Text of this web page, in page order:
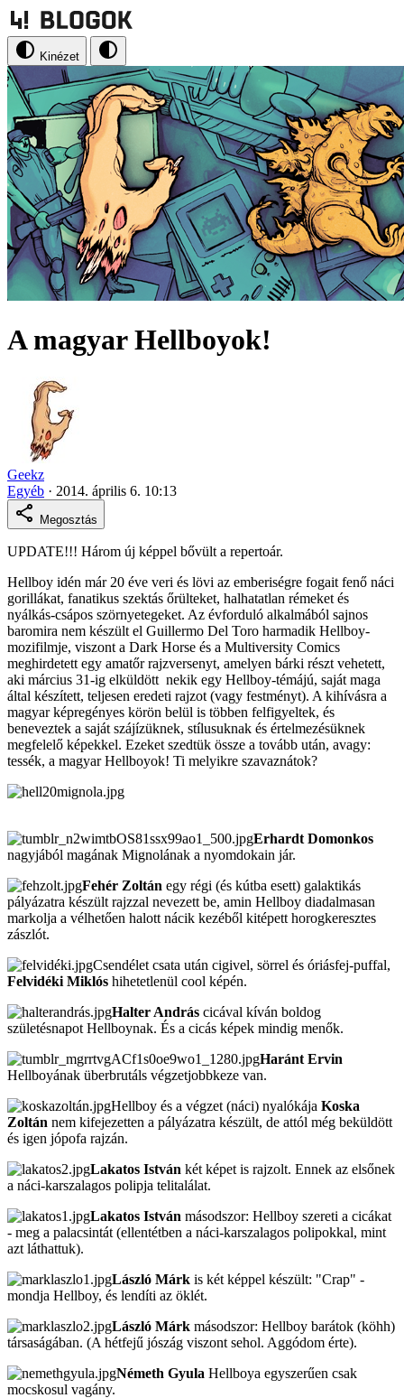
Kinézet
A magyar Hellboyok!
Geekz
Egyéb · 2014. április 6. 10:13
Megosztás
UPDATE!!! Három új képpel bővült a repertoár.
Hellboy idén már 20 éve veri és lövi az emberiségre fogait fenő náci
gorillákat, fanatikus szektás őrülteket, halhatatlan rémeket és
nyálkás-csápos szörnyetegeket. Az évforduló alkalmából sajnos
baromira nem készült el Guillermo Del Toro harmadik Hellboy-
mozifilmje, viszont a Dark Horse és a Multiversity Comics
meghirdetett egy amatőr rajzversenyt, amelyen bárki részt vehetett,
aki március 31-ig elküldött nekik egy Hellboy-témájú, saját maga
által készített, teljesen eredeti rajzot (vagy festményt). A kihívásra a
magyar képregényes körön belül is többen felfigyeltek, és
beneveztek a saját szájízüknek, stílusuknak és értelmezésüknek
megfelelő képekkel. Ezeket szedtük össze a tovább után, avagy:
tessék, a magyar Hellboyok! Ti melyikre szavaznátok?
Erhardt Domonkos
nagyjából magának Mignolának a nyomdokain jár.
Fehér Zoltán egy régi (és kútba esett) galaktikás
pályázatra készült rajzzal nevezett be, amin Hellboy diadalmasan
markolja a vélhetően halott nácik kezéből kitépett horogkeresztes
zászlót.
Csendélet csata után cigivel, sörrel és óriásfej-puffal,
Felvidéki Miklós hihetetlenül cool képén.
Halter András cicával kíván boldog
születésnapot Hellboynak. És a cicás képek mindig menők.
Haránt Ervin
Hellboyának überbrutáls végzetjobbkeze van.
Hellboy és a végzet (náci) nyalókája Koska
Zoltán nem kifejezetten a pályázatra készült, de attól még beküldött
és igen jópofa rajzán.
Lakatos István két képet is rajzolt. Ennek az elsőnek
a náci-karszalagos polipja telitalálat.
Lakatos István másodszor: Hellboy szereti a cicákat
- meg a palacsintát (ellentétben a náci-karszalagos polipokkal, mint
azt láthattuk).
László Márk is két képpel készült: "Crap" -
mondja Hellboy, és lendíti az öklét.
László Márk másodszor: Hellboy barátok (köhh)
társaságában. (A hétfejű jószág viszont sehol. Aggódom érte).
Németh Gyula Hellboya egyszerűen csak
mocskosul vagány.